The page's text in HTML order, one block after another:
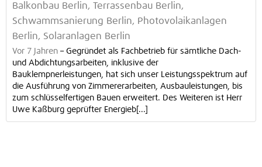
Balkonbau Berlin, Terrassenbau Berlin,
Schwammsanierung Berlin, Photovolaikanlagen
Berlin, Solaranlagen Berlin
Vor 7 Jahren – Gegründet als Fachbetrieb für sämtliche Dach-
und Abdichtungsarbeiten, inklusive der
Bauklempnerleistungen, hat sich unser Leistungsspektrum auf
die Ausführung von Zimmererarbeiten, Ausbauleistungen, bis
zum schlüsselfertigen Bauen erweitert. Des Weiteren ist Herr
Uwe Kaßburg geprüfter Energieb[...]